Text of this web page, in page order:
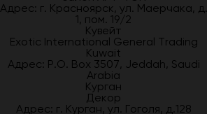
Адрес: г. Красноярск, ул. Маерчака, д.
1, пом. 19/2
Кувейт
Exotic International General Trading
Kuwait
Адрес: P.O. Box 3507, Jeddah, Saudi
Arabia
Курган
Декор
Адрес: г. Курган, ул. Гоголя, д.128